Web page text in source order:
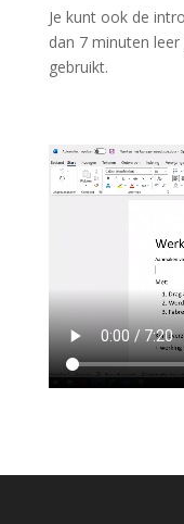
Je kunt ook de
dan 7 minuten
gebruikt.